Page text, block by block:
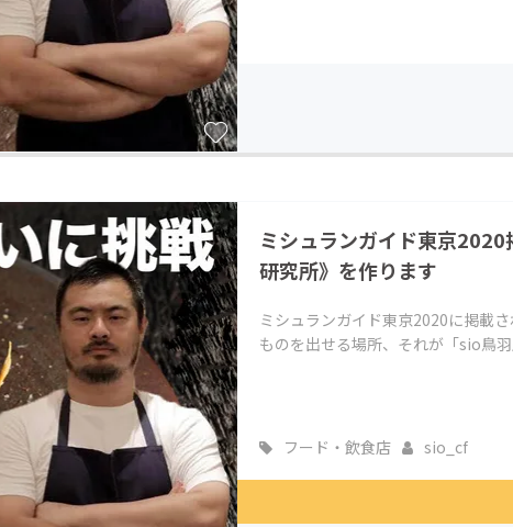
ミシュランガイド東京
研究所》を作ります
ミシュランガイド東京2020に掲載
ものを出せる場所、それが「sio鳥
フード・飲食店 sio_cf